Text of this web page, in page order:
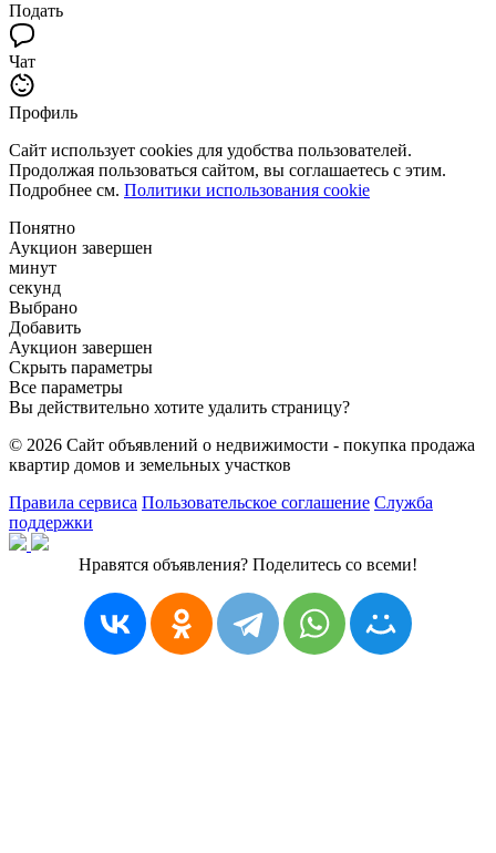
Подать
Чат
Профиль
Сайт использует cookies для удобства пользователей.
Продолжая пользоваться сайтом, вы соглашаетесь с этим.
Подробнее см. Политики использования cookie
Понятно
Аукцион завершен
минут
секунд
Выбрано
Добавить
Аукцион завершен
Скрыть параметры
Все параметры
Вы действительно хотите удалить страницу?
© 2026 Сайт объявлений о недвижимости - покупка продажа
квартир домов и земельных участков
Правила сервиса Пользовательское соглашение Служба
поддержки
Нравятся объявления? Поделитесь со всеми!